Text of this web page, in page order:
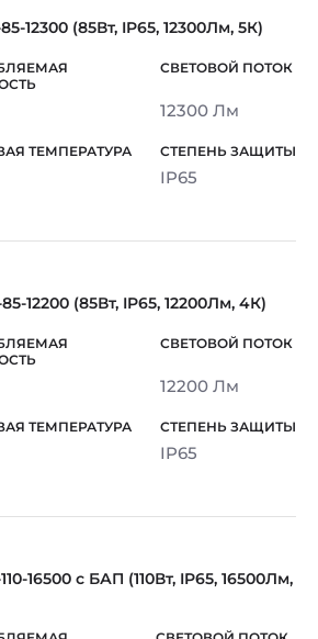
12300 (85Вт, IP65, 12300Лм, 5К)
12300 Лм
IP65
12200 (85Вт, IP65, 12200Лм, 4К)
12200 Лм
IP65
16500 с БАП (110Вт, IP65, 16500Лм,